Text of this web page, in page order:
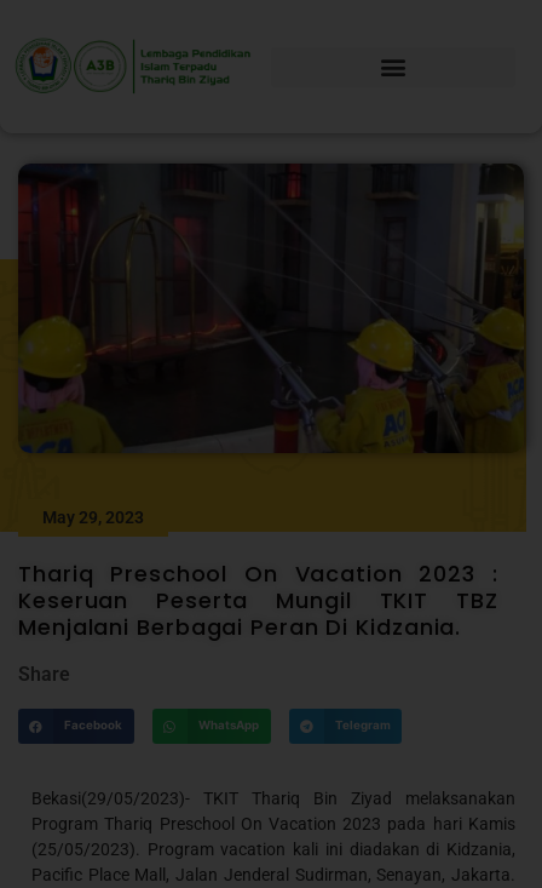
May 29, 2023
Thariq Preschool On Vacation 2023 :
Keseruan Peserta Mungil TKIT TBZ
Menjalani Berbagai Peran Di Kidzania.
Share
Facebook WhatsApp Telegram
Bekasi(29/05/2023)- TKIT Thariq Bin Ziyad melaksanakan
Program Thariq Preschool On Vacation 2023 pada hari Kamis
(25/05/2023). Program vacation kali ini diadakan di Kidzania,
Pacific Place Mall, Jalan Jenderal Sudirman, Senayan, Jakarta.